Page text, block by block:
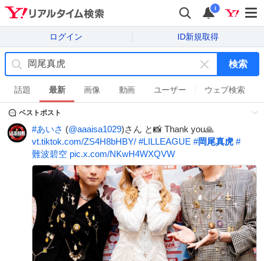
i
ログイン ID新規取得
キ
ー
ワ
ド
を
す
検索
話題 最新 画像 動画 ユーザー ウェブ検索
ベストポスト
#あいさ (@aaaisa1029)さん と📸 Thank you🙏
vt.tiktok.com/ZS4H8bHBY/ #LILLEAGUE #岡尾真虎 #
難波碧空 pic.x.com/NKwH4WXQVW